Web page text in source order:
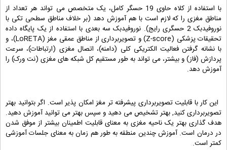
با استفاده از کلاه حاوی 19 حسگر کامل، یک متخصص می تواند هر تعداد از
مناطق مغزی را که لازم است با هم آموزش دهد (بر خلاف مناطق سطحی تکی با
نوروفیدبک 2 حسگری رایج). نوروفیدبک سه بعدی با استفاده از یک پایگاه داده
تحقیقات پزشکی (Z-score) و تصویربرداری از مناطق عمقی مغز (LoRETA)، و
با نشانه گرفتن فعالیت الکتریکی کلی (دامنه)، اتصال مغزی (ارتباطات)، سرعت
پردازش (فاز) و بیشتر، می تواند به طور مستقیم کل شبکه های مغزی (نت ورک) را
آموزش دهد.
این کار با قابلیت تصویربرداری پیشرفته تر مغز امکان پذیر است. اگر بتوانید بهتر
تصویربرداری کنید, بهتر تشخیص می دهید و سپس بهتر می توانید آموزش دهید.
هدف گذاری بهتر یک ناحیه مغزی به معنای قابلیت اطمینان بیشتر از موفق شدن
در درمان است. آموزش چندین منطقه به طور هم زمان به معنای جلسات آموزشی
کمتر است.